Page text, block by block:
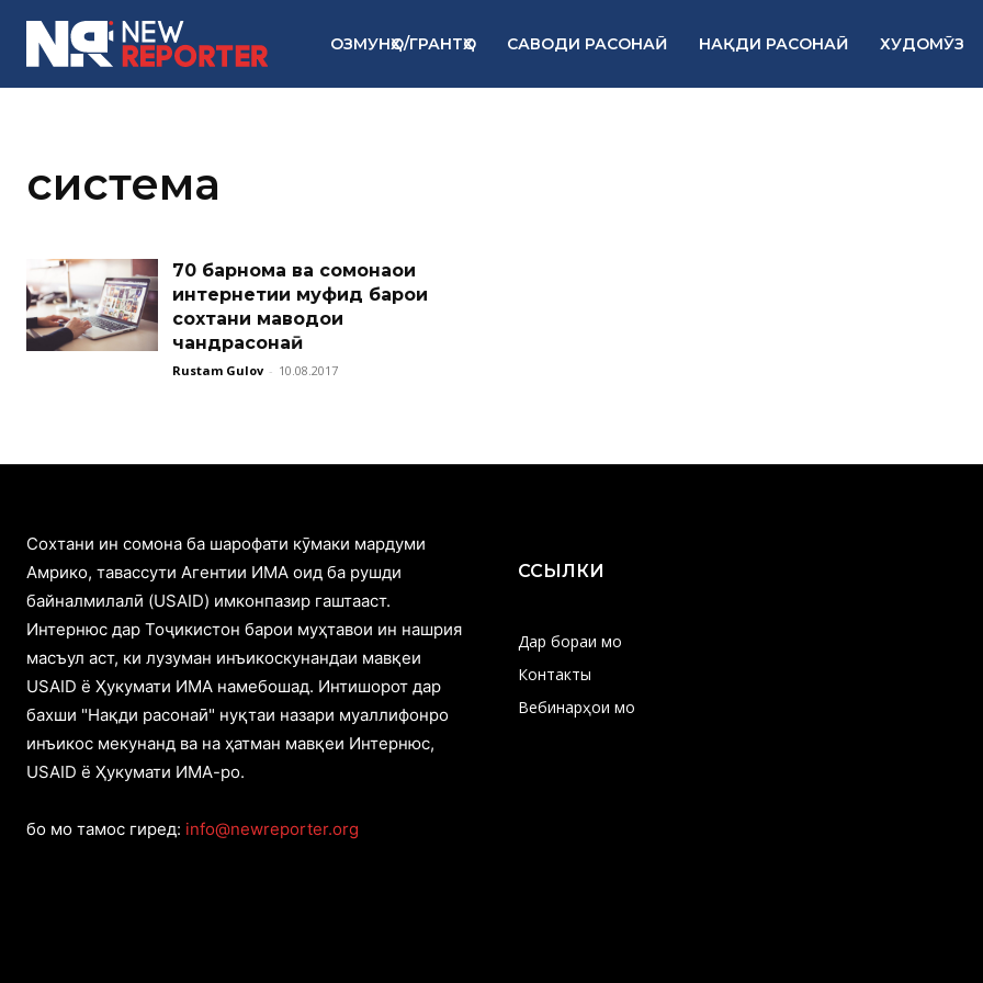
ОЗМУНҲО/ГРАНТҲО САВОДИ РАСОНАӢ НАҚДИ РАСОНАӢ ХУДОМӮЗ
система
70 барнома ва сомонаҳои
интернетии муфид барои
сохтани маводҳои
чандрасонаӣ
Rustam Gulov - 10.08.2017
Cохтани ин сомона ба шарофати кӯмаки мардуми
Амрико, тавассути Агентии ИМА оид ба рушди
байналмилалӣ (USAID) имконпазир гаштааст.
Интернюс дар Тоҷикистон барои муҳтавои ин нашрия
масъул аст, ки лузуман инъикоскунандаи мавқеи
USAID ё Ҳукумати ИМА намебошад. Интишорот дар
бахши "Нақди расонаӣ" нуқтаи назари муаллифонро
инъикос мекунанд ва на ҳатман мавқеи Интернюс,
USAID ё Ҳукумати ИМА-ро.
бо мо тамос гиред: info@newreporter.org
ССЫЛКИ
Дар бораи мо
Контакты
Вебинарҳои мо